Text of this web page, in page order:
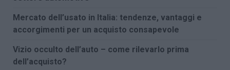
Mercato dell’usato in Italia: tendenze, vantaggi e
accorgimenti per un acquisto consapevole
Vizio occulto dell’auto – come rilevarlo prima
dell’acquisto?